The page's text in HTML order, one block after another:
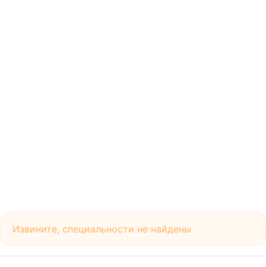
Извините, специальности не найдены